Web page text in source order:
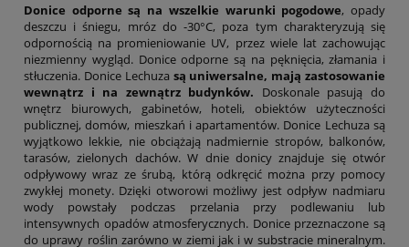
Donice odporne są na wszelkie warunki pogodowe, opady
deszczu i śniegu, mróz do -30°C, poza tym charakteryzują się
odpornością na promieniowanie UV, przez wiele lat zachowując
niezmienny wygląd. Donice odporne są na pęknięcia, złamania i
stłuczenia. Donice Lechuza są uniwersalne, mają zastosowanie
wewnątrz i na zewnątrz budynków. Doskonale pasują do
wnętrz biurowych, gabinetów, hoteli, obiektów użyteczności
publicznej, domów, mieszkań i apartamentów. Donice Lechuza są
wyjątkowo lekkie, nie obciążają nadmiernie stropów, balkonów,
tarasów, zielonych dachów. W dnie donicy znajduje się otwór
odpływowy wraz ze śrubą, którą odkręcić można przy pomocy
zwykłej monety. Dzięki otworowi możliwy jest odpływ nadmiaru
wody powstały podczas przelania przy podlewaniu lub
intensywnych opadów atmosferycznych. Donice przeznaczone są
do uprawy roślin zarówno w ziemi jak i w substracie mineralnym.